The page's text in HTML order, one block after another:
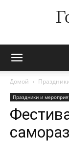
Домой
Праздники и